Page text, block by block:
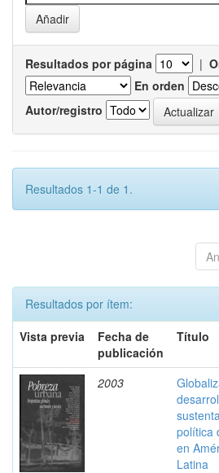
Resultados por página |
En orden
Autor/registro
Resultados 1-1 de 1.
Resultados por ítem:
Vista previa
Fecha de
publicación
Título
2003
política
en
Latina